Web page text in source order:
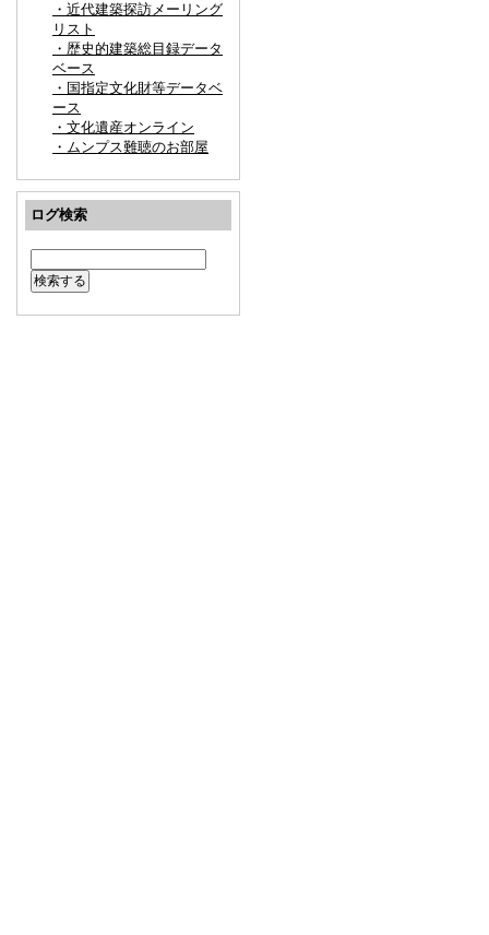
・近代建築探訪メーリング
リスト
・歴史的建築総目録データ
ベース
・国指定文化財等データベ
ース
・文化遺産オンライン
・ムンプス難聴のお部屋
ログ検索